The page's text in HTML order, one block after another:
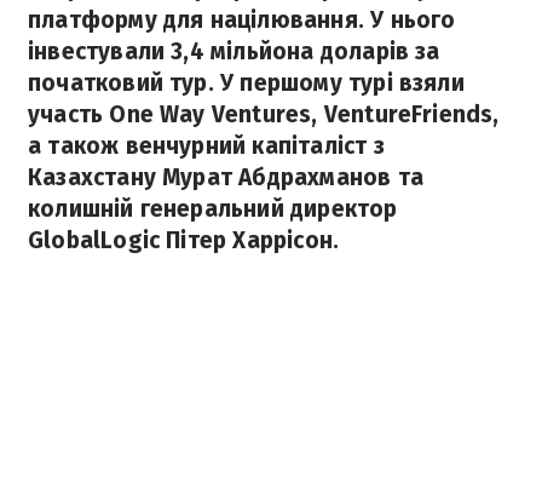
платформу для націлювання. У нього
інвестували 3,4 мільйона доларів за
початковий тур. У першому турі взяли
участь One Way Ventures, VentureFriends,
а також венчурний капіталіст з
Казахстану Мурат Абдрахманов та
колишній генеральний директор
GlobalLogic Пітер Харрісон.